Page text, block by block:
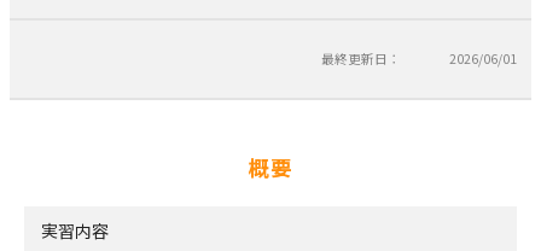
最終更新日： 2026/06/01
概要
実習内容